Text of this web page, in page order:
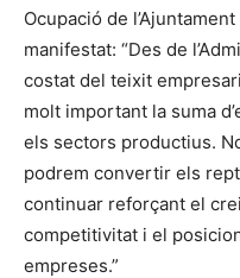
Ocupació de
manifestat: “Des de
costat del teixit
molt important la suma
els sectors productius.
podrem convertir els
continuar reforçant el
competitivitat i el
empreses.”